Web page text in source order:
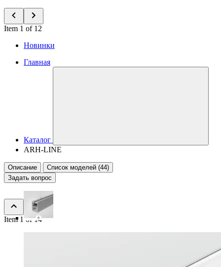
Item 1 of 12
Новинки
Главная
Каталог
ARH-LINE
Описание
Список моделей (44)
Задать вопрос
Item 1 of 14